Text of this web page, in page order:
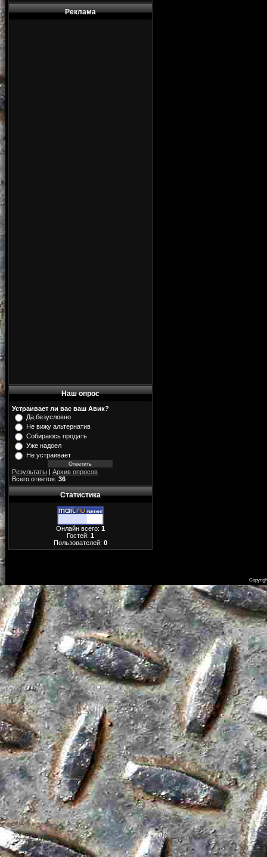
Реклама
Наш опрос
Устраивает ли вас ваш Авик?
Да,безусловно
Не вижу альтернатив
Собираюсь продать
Уже надоел
Не устраивает
Результаты | Архив опросов
Всего ответов: 36
Статистика
Онлайн всего: 1
Гостей: 1
Пользователей: 0